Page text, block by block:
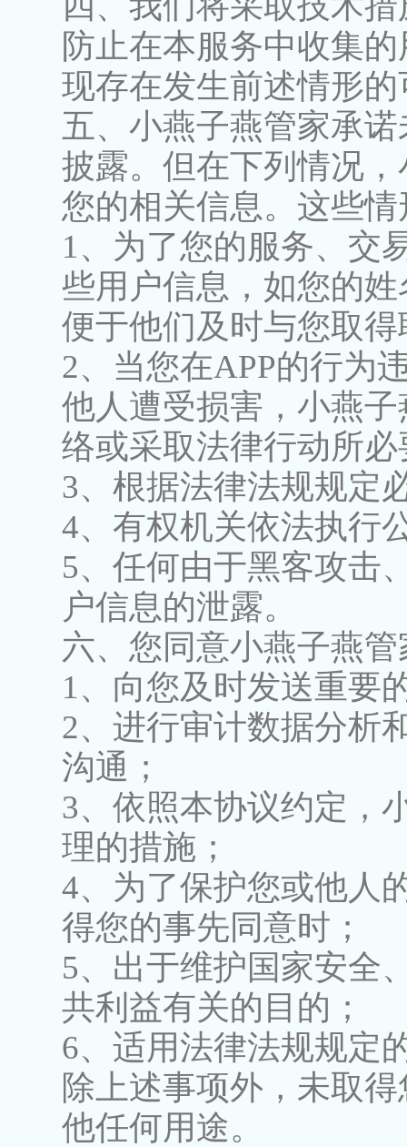
防止在本服务中收集
现存在发生前述情形
五、小燕子燕管家承
披露。但在下列情况
您的相关信息。这些
1、为了您的服务、交
些用户信息，如您的
便于他们及时与您取
2、当您在APP的行为
他人遭受损害，小燕
络或采取法律行动所
3、根据法律法规规定
4、有权机关依法执行
5、任何由于黑客攻击
户信息的泄露。
六、您同意小燕子燕
1、向您及时发送重要
2、进行审计数据分析
沟通；
3、依照本协议约定，
理的措施；
4、为了保护您或他人
得您的事先同意时；
5、出于维护国家安全
共利益有关的目的；
6、适用法律法规规定
除上述事项外，未取
他任何用途。